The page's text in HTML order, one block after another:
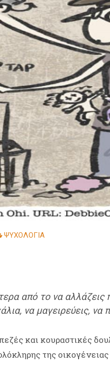
ΨΥΧΟΛΟΓΙΑ
από το να
να μαγειρεύεις, να
και κουραστικές
της οικογένειας